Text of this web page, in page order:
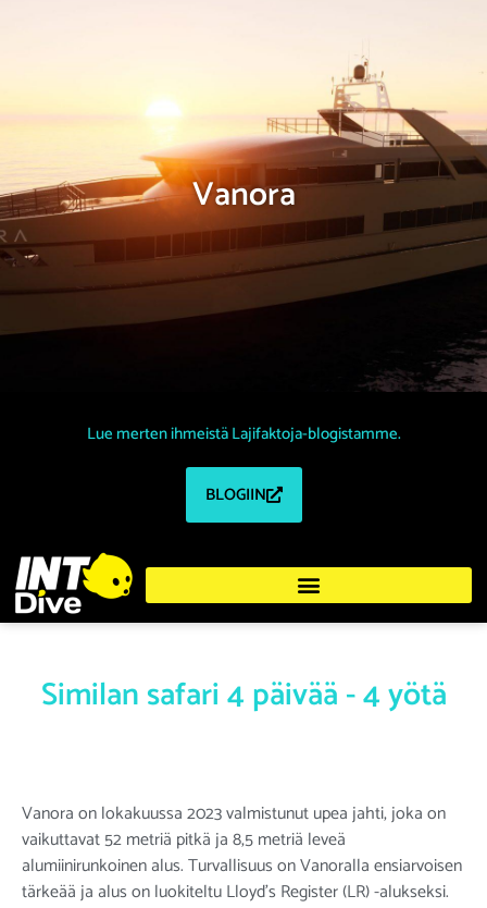
Vanora
Lue merten ihmeistä Lajifaktoja-blogistamme.
BLOGIIN
Similan safari 4 päivää - 4 yötä
Vanora on lokakuussa 2023 valmistunut upea jahti, joka on
vaikuttavat 52 metriä pitkä ja 8,5 metriä leveä
alumiinirunkoinen alus. Turvallisuus on Vanoralla ensiarvoisen
tärkeää ja alus on luokiteltu Lloyd’s Register (LR) -alukseksi.